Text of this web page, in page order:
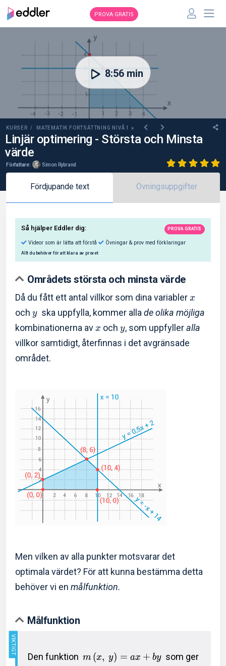
PROVA GRATIS
KURSER / MATEMATIK FORTSÄTTNING NIVÅ 1 B
Linjär optimering - Största och Minsta
värde
Författare: Simon Rybrand
8:56 min
Fördjupande text Övningsuppgifter
Så hjälper Eddler dig:
Videor som är lätta att förstå Övningar & prov med
Allt du behöver för att klara av provet
Områdets största och minsta värde
Då du fått ett antal villkor som dina variabler x
och yska uppfylla, kommer allade olika möjliga
kombinationerna av x och y, som uppfylleralla
villkor samtidigt, återfinnas i det avgränsade
området.
Men vilken av alla punkter motsvarar det
optimala värdet? För att kunna bestämma detta
behöver vi en målfunktion.
Målfunktion
Den funktion m (x, y) = ax + by som ger